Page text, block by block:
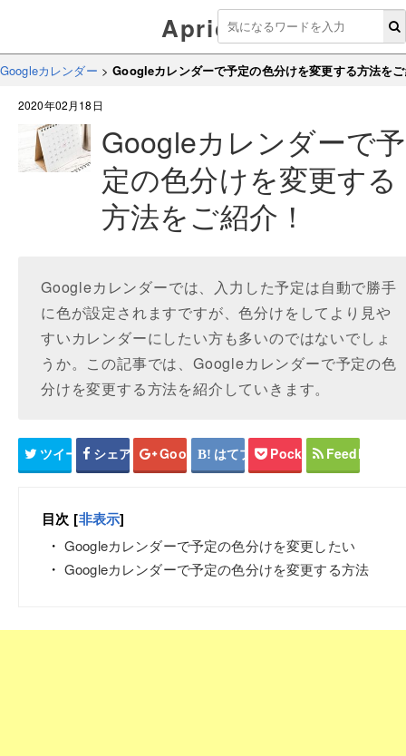
Aprico
Googleカレンダー >Googleカレンダーで予定の色分けを変更する方法を
2020年02月18日
Googleカレンダーで予
定の色分けを変更する
方法をご紹介！
Googleカレンダーでは、入力した予定は自動で勝手
に色が設定されますですが、色分けをしてより見や
すいカレンダーにしたい方も多いのではないでしょ
うか。この記事では、Googleカレンダーで予定の色
分けを変更する方法を紹介していきます。
ツイート シェア Google+ はてブ Pocket Feedly
目次 [非表示]
Googleカレンダーで予定の色分けを変更したい
Googleカレンダーで予定の色分けを変更する方法